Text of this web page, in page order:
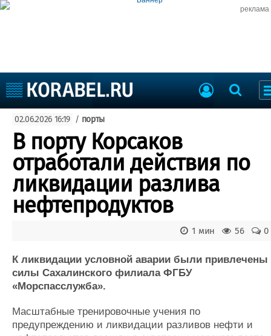
реклама
Судоходство
Судоремонт
События
Пресс-релизы
Порты
Рыболовство
ВМФ
Образование
Яхты и катера
Еще
Пульс
Новости
Компании
Работа
Крюинг
Доска объявлений
Продажа флота
Материалы
Услуги
02.06.2026 16:19 / порты
В порту Корсаков
отработали действия по
ликвидации разлива
нефтепродуктов
0
56
1 мин
К ликвидации условной аварии были привлечены
силы Сахалинского филиала ФГБУ
«Морспасслужба».
Масштабные тренировочные учения по
предупреждению и ликвидации разливов нефти и